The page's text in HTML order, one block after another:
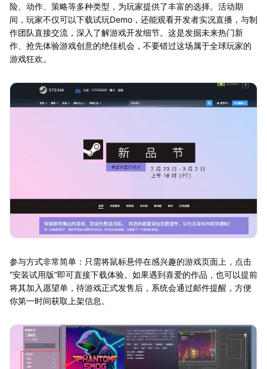
险、动作、策略等多种类型，为玩家提供了丰富的选择。活动期
间，玩家不仅可以下载试玩Demo，还能观看开发者实况直播，与制
作团队直接交流，深入了解游戏开发细节。这是发掘未来热门新
作、抢先体验游戏创意的绝佳机会，不要错过这场属于全球玩家的
游戏狂欢。
参与方式非常简单：只需将鼠标悬停在感兴趣的游戏页面上，点击
“安装试用版”即可直接下载体验。如果遇到喜爱的作品，也可以提前
将其加入愿望单，待游戏正式发售后，系统会通过邮件提醒，方便
你第一时间获取上架信息。